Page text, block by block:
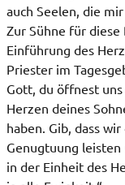
auch Seelen, die
Zur Sühne für
Einführung des
Priester im
Gott, du öffnest
Herzen deines
haben. Gib, dass
Genugtuung
in der Einheit des